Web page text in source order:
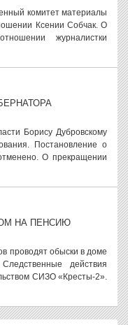
комитет материалы
Ксении Собчак. О
журналистки
Борису Дубровскому
Постановление о
О прекращении
НА ПЕНСИЮ
проводят обыски в доме
действия
СИЗО «Кресты-2».